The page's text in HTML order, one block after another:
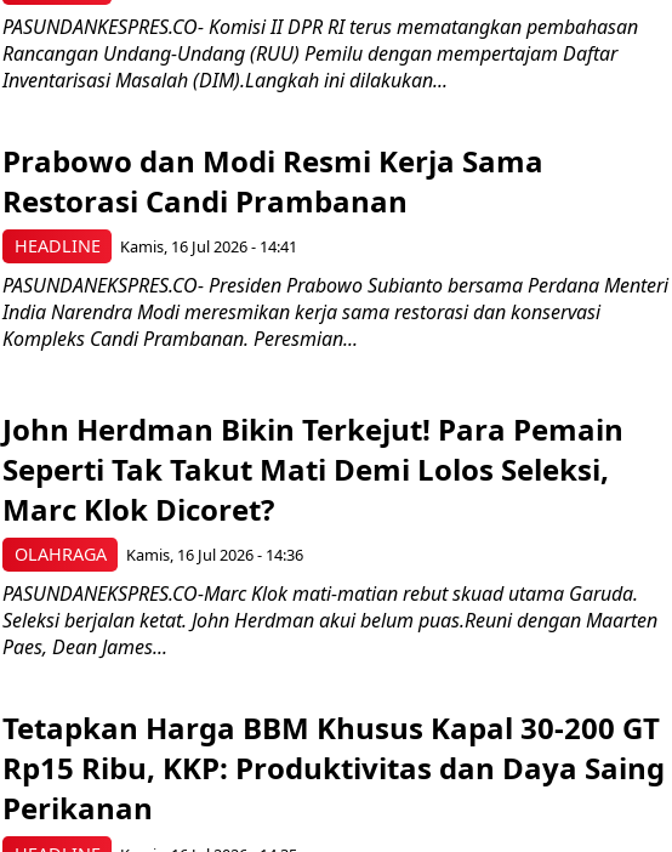
PASUNDANKESPRES.CO- Komisi II DPR RI terus mematangkan pembahasan
Rancangan Undang-Undang (RUU) Pemilu dengan mempertajam Daftar
Inventarisasi Masalah (DIM).Langkah ini dilakukan...
HEADLINE
Prabowo dan Modi Resmi Kerja Sama
Restorasi Candi Prambanan
Kamis, 16 Jul 2026 - 14:41
PASUNDANEKSPRES.CO- Presiden Prabowo Subianto bersama Perdana Menteri
India Narendra Modi meresmikan kerja sama restorasi dan konservasi
Kompleks Candi Prambanan. Peresmian...
OLAHRAGA
John Herdman Bikin Terkejut! Para Pemain
Seperti Tak Takut Mati Demi Lolos Seleksi,
Marc Klok Dicoret?
Kamis, 16 Jul 2026 - 14:36
PASUNDANEKSPRES.CO-Marc Klok mati-matian rebut skuad utama Garuda.
Seleksi berjalan ketat. John Herdman akui belum puas.Reuni dengan Maarten
Paes, Dean James...
Tetapkan Harga BBM Khusus Kapal 30-200 GT
Rp15 Ribu, KKP: Produktivitas dan Daya Saing
Perikanan